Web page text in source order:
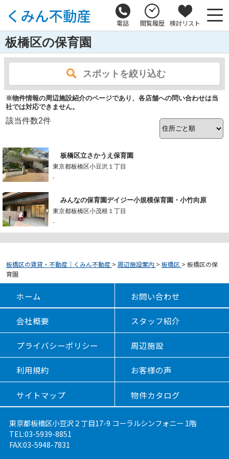
電話 閲覧履歴 検討リスト
板橋区の保育園
スポットを絞り込む
※物件情報の周辺施設紹介のページであり、各店舗への問い合わせは当
社では対応できません。
該当件数2件
板橋区立さかうえ保育園
東京都板橋区小豆沢１丁目
-
みんなの保育園デイジー小規模保育園・小竹向原
東京都板橋区小茂根１丁目
-
板橋区の賃貸・不動産｜くみん不動産 > 周辺施設案内 > 板橋区 > 板橋区の保
育園
ホーム お問い合わせ
会社概要 スタッフ紹介
プライバシーポリシー 周辺施設
利用規約 お客様の声
サイトマップ 物件カタログ
東京都板橋区小豆沢２丁目17-9 コーラルシンフォニー 1階
TEL:03-5939-8851
FAX:03-5948-7831